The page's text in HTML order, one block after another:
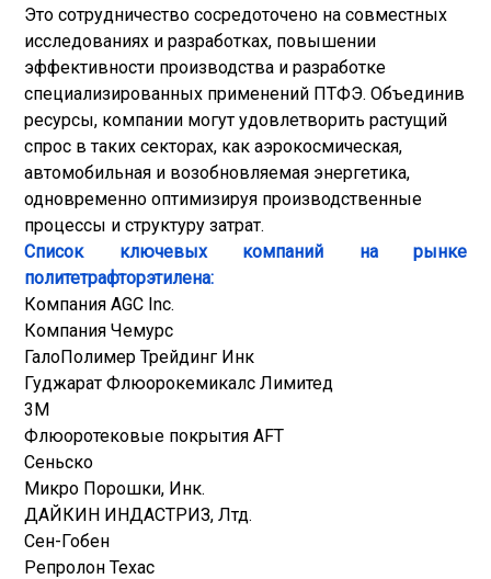
Это сотрудничество сосредоточено на совместных
исследованиях и разработках, повышении
эффективности производства и разработке
специализированных применений ПТФЭ. Объединив
ресурсы, компании могут удовлетворить растущий
спрос в таких секторах, как аэрокосмическая,
автомобильная и возобновляемая энергетика,
одновременно оптимизируя производственные
процессы и структуру затрат.
Список ключевых компаний на рынке
политетрафторэтилена:
Компания AGC Inc.
Компания Чемурс
ГалоПолимер Трейдинг Инк
Гуджарат Флюорокемикалс Лимитед
3М
Флюоротековые покрытия AFT
Сеньско
Микро Порошки, Инк.
ДАЙКИН ИНДАСТРИЗ, Лтд.
Сен-Гобен
Репролон Техас